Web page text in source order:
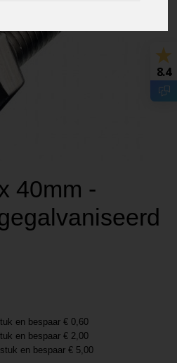
40mm -
en bespaar € 0,60
en bespaar € 2,00
en bespaar € 5,00
8.4